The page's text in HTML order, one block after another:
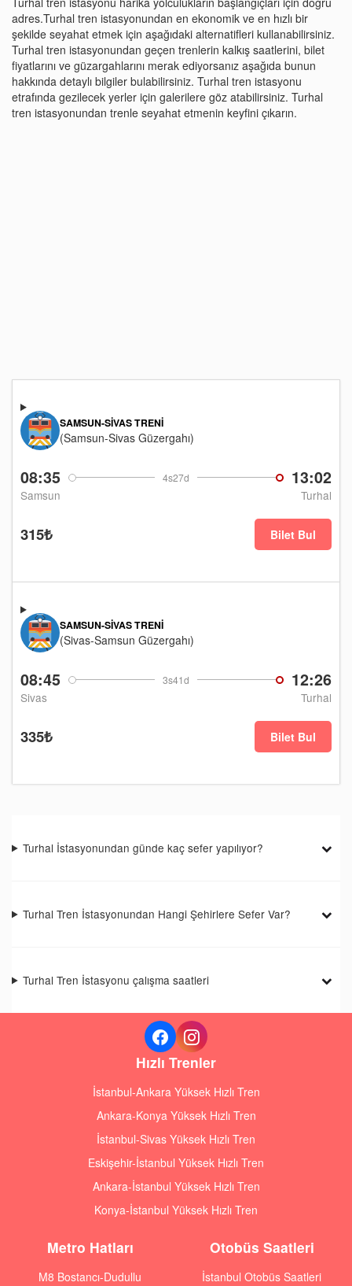
adres.Turhal tren istasyonundan en ekonomik ve en hızlı bir
şekilde seyahat etmek için aşağıdaki alternatifleri kullanabilirsiniz.
Turhal tren istasyonundan geçen trenlerin kalkış saatlerini, bilet
fiyatlarını ve güzargahlarını merak ediyorsanız aşağıda bunun
hakkında detaylı bilgiler bulabilirsiniz. Turhal tren istasyonu
etrafında gezilecek yerler için galerilere göz atabilirsiniz. Turhal
tren istasyonundan trenle seyahat etmenin keyfini çıkarın.
08:35 4s27d 13:02
Samsun Turhal
SAMSUN-SIVAS TRENI
(Samsun-Sivas Güzergahı)
315₺ Bilet Bul
08:45 3s41d 12:26
Sivas Turhal
SAMSUN-SIVAS TRENI
(Sivas-Samsun Güzergahı)
335₺ Bilet Bul
Turhal İstasyonundan günde kaç sefer yapılıyor?
Turhal Tren İstasyonundan Hangi Şehirlere Sefer Var?
Turhal Tren İstasyonu çalışma saatleri
Hızlı Trenler
İstanbul-Ankara Yüksek Hızlı Tren
Ankara-Konya Yüksek Hızlı Tren
İstanbul-Sivas Yüksek Hızlı Tren
Eskişehir-İstanbul Yüksek Hızlı Tren
Ankara-İstanbul Yüksek Hızlı Tren
Konya-İstanbul Yüksek Hızlı Tren
Metro Hatları
M8 Bostancı-Dudullu
Otobüs Saatleri
İstanbul Otobüs Saatleri